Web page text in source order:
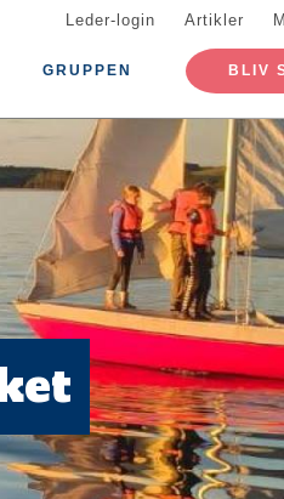
Leder-login Artikler
GRUPPEN BLIV